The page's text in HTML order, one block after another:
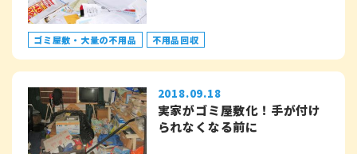
ゴミ屋敷・大量の不用品 不用品回収
2018.09.18
実家がゴミ屋敷化！手が付け
られなくなる前に